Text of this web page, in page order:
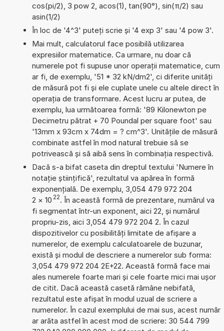
cos(pi/2), 3 pow 2, acos(1), tan(90°), sin(π/2) sau
asin(1/2)
În loc de '4^3' puteți scrie și '4 exp 3' sau '4 pow 3'.
Mai mult, calculatorul face posibilă utilizarea
expresiilor matematice. Ca urmare, nu doar că
numerele pot fi supuse unor operații matematice, cum
ar fi, de exemplu, '51 * 32 kN/dm2', ci diferite unități
de măsură pot fi și ele cuplate unele cu altele direct în
operația de transformare. Acest lucru ar putea, de
exemplu, lua următoarea formă: '89 Kilonewton pe
Decimetru pătrat + 70 Poundal per square foot' sau
'13mm x 93cm x 74dm = ? cm^3'. Unitățile de măsură
combinate astfel în mod natural trebuie să se
potrivească și să aibă sens în combinația respectivă.
Dacă s-a bifat caseta din dreptul textului 'Numere în
notație științifică', rezultatul va apărea în formă
exponențială. De exemplu, 3,054 479 972 204
2 × 10 22. În această formă de prezentare, numărul va
fi segmentat într-un exponent, aici 22, și numărul
propriu-zis, aici 3,054 479 972 204 2. În cazul
dispozitivelor cu posibilități limitate de afișare a
numerelor, de exemplu calculatoarele de buzunar,
există și modul de descriere a numerelor sub forma:
3,054 479 972 204 2E+22. Această formă face mai
ales numerele foarte mari și cele foarte mici mai ușor
de citit. Dacă această casetă rămâne nebifată,
rezultatul este afișat în modul uzual de scriere a
numerelor. În cazul exemplului de mai sus, acest număr
ar arăta astfel în acest mod de scriere: 30 544 799